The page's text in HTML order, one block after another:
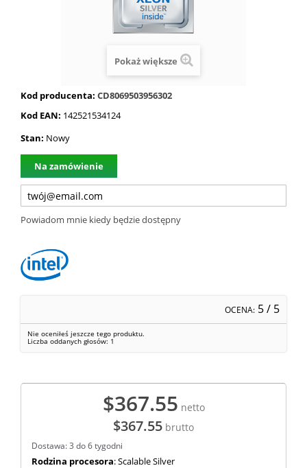
Pokaż większe
Kod producenta: CD8069503956302
Kod EAN: 142521534124
Stan: Nowy
Na zamówienie
Powiadom mnie kiedy będzie dostępny
OCENA: 5/ 5
Nie oceniłeś jeszcze tego produktu.
Liczba oddanych głosów: 1
$367.55 netto
$367.55 brutto
Dostawa: 3 do 6 tygodni
Rodzina procesora: Scalable Silver